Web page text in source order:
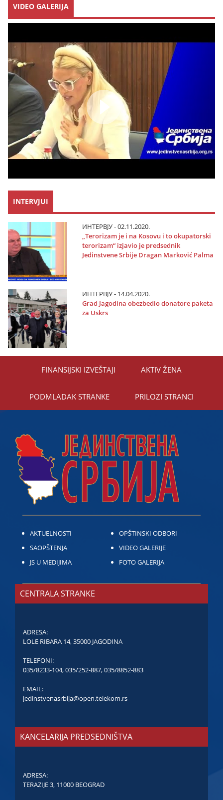
VIDEO GALERIJA
INTERVJUI
ИНТЕРВЈУ - 02.11.2020.
„Terorizam јe i na Kosovu i to okupatorski
terorizam“ izјavio јe predsednik
Јedinstvene Srbiјe Dragan Marković Palma
ИНТЕРВЈУ - 14.04.2020.
Grad Јagodina obezbedio donatore paketa
za Uskrs
FINANSIЈSKI IZVEŠTAЈI AKTIV ŽENA
PODMLADAK STRANKE PRILOZI STRANCI
AKTUELNOSTI
SAOPŠTENJA
JS U MEDIJIMA
OPŠTINSKI ODBORI
VIDEO GALERIJE
FOTO GALERIJA
CENTRALA STRANKE
ADRESA:
LOLE RIBARA 14, 35000 JAGODINA
TELEFONI:
035/8233-104,035/252-887,035/8852-883
EMAIL:
jedinstvenasrbija@open.telekom.rs
KANCELARIJA PREDSEDNIŠTVA
ADRESA:
TERAZIJE 3, 11000 BEOGRAD